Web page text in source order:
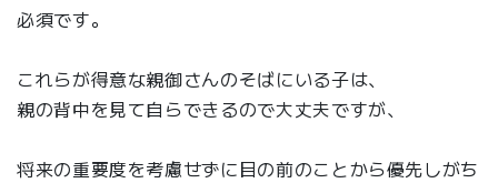
必須です。
これらが得意な親御さんのそばにいる子は、
親の背中を見て自らできるので大丈夫ですが、
将来の重要度を考慮せずに目の前のことから優先しがち